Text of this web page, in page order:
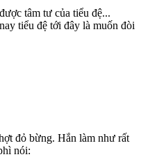
tâm tư của tiểu đệ...
tiểu đệ tới đây là muốn đòi
đỏ bừng. Hắn làm như rất
nói: